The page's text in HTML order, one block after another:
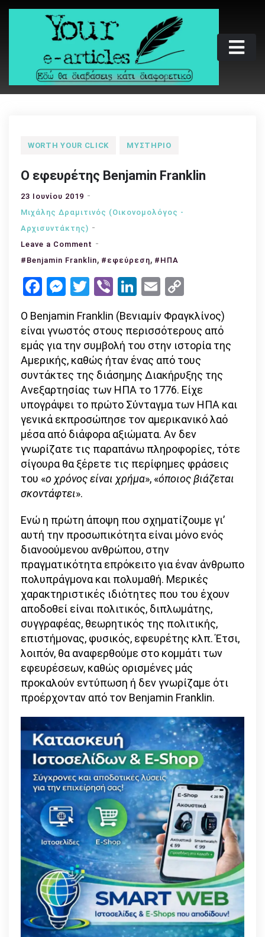
Skip
Your e-articles
Εδώ θα διαβάσεις κάτι διαφορετικό
WORTH YOUR CLICK ΜΥΣΤΉΡΙΟ
Ο εφευρέτης Benjamin Franklin
23 Ιουνίου 2019
Μιχάλης Δραμιτινός (Οικονομολόγος -
Αρχισυντάκτης)
Leave a Comment on
Ο
Benjamin
#Benjamin Franklin, #εφεύρεση, #ΗΠΑ
Facebook
Messenger
Twitter
ViberLinkedIn
Email
Link
Ο Benjamin Franklin (Βενιαμίν Φραγκλίνος)
είναι γνωστός στους περισσότερους από
εμάς για την συμβολή του στην ιστορία της
Αμερικής, καθώς ήταν ένας από τους
συντάκτες της διάσημης Διακήρυξης της
Ανεξαρτησίας των ΗΠΑ το 1776. Είχε
υπογράψει το πρώτο Σύνταγμα των ΗΠΑ και
γενικά εκπροσώπησε τον αμερικανικό λαό
μέσα από διάφορα αξιώματα. Αν δεν
γνωρίζατε τις παραπάνω πληροφορίες, τότε
σίγουρα θα ξέρετε τις περίφημες φράσεις
του «ο χρόνος είναι χρήμα», «όποιος βιάζεται
σκοντάφτει».
Ενώ η πρώτη άποψη που σχηματίζουμε γι’
αυτή την προσωπικότητα είναι μόνο ενός
διανοούμενου ανθρώπου, στην
πραγματικότητα επρόκειτο για έναν άνθρωπο
πολυπράγμονα και πολυμαθή. Μερικές
χαρακτηριστικές ιδιότητες που του έχουν
αποδοθεί είναι πολιτικός, διπλωμάτης,
συγγραφέας, θεωρητικός της πολιτικής,
επιστήμονας, φυσικός, εφευρέτης κλπ. Έτσι,
λοιπόν, θα αναφερθούμε στο κομμάτι των
εφευρέσεων, καθώς ορισμένες μάς
προκαλούν εντύπωση ή δεν γνωρίζαμε ότι
προέρχονταν από τον Benjamin Franklin.